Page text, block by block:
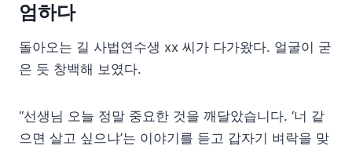
엄하다
돌아오는 길 사법연수생 xx 씨가 다가왔다. 얼굴이 굳
은 듯 창백해 보였다.
“선생님 오늘 정말 중요한 것을 깨달았습니다. ‘너 같
으면 살고 싶으냐’는 이야기를 듣고 갑자기 벼락을 맞